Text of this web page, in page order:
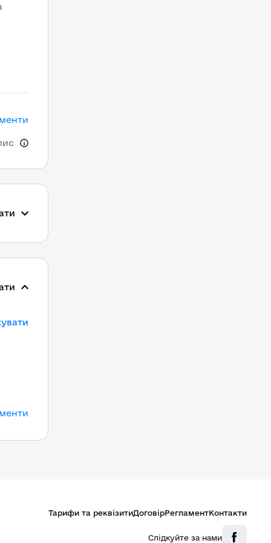
Тарифи та реквізитиДоговірРегламентКонтакти
Слідкуйте за нами